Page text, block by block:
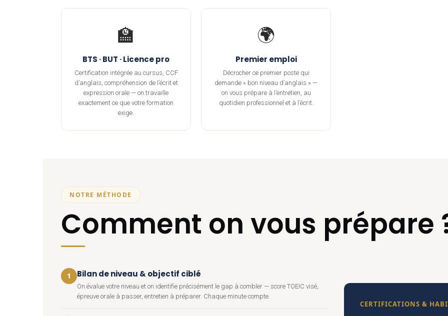
🏫
BTS · BUT · Licence pro
Certification intégrée au cursus, CCF
d’anglais, compréhension de l’écrit et
expression orale — on travaille
exactement ce que votre formation
exige.
🌍
Premier emploi
Décrocher ce premier poste qui
demande « bon niveau d’anglais » —
on vous prépare à l’entretien, au
quotidien professionnel et à l’écrit.
NOTRE MÉTHODE
Comment on vous prépare
1 Bilan de niveau & objectif ciblé
On évalue votre niveau et on identifie précisément le gap à combler — score TOEIC visé,
épreuve orale à passer, entretien à préparer. Chaque minute compte.
CERTIFICATIONS &